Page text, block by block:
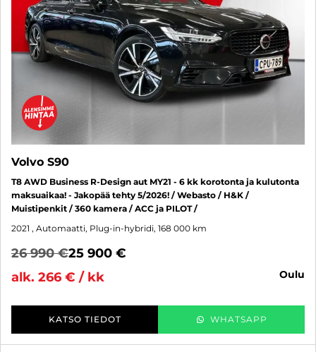
Volvo S90
T8 AWD Business R-Design aut MY21 - 6 kk korotonta ja kulutonta
maksuaikaa! - Jakopää tehty 5/2026! / Webasto / H&K /
Muistipenkit / 360 kamera / ACC ja PILOT /
2021 , Automaatti, Plug-in-hybridi, 168 000 km
26 990 €25 900 €
alk. 266 € / kk
oulu
KATSO TIEDOT WHATSAPP